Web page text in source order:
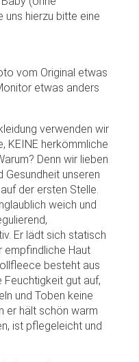
uns hierzu bitte eine
vom Original etwas
etwas anders
verwenden wir
KEINE herkömmliche
Denn wir lieben
Gesundheit unseren
der ersten Stelle.
weich und
Er lädt sich statisch
empfindliche Haut
besteht aus
Feuchtigkeit gut auf,
und Toben keine
er hält schön warm
ist pflegeleicht und